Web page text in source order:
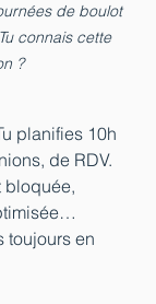
de boulot
connais cette
?
planifies 10h
de RDV.
bloquée,
toujours en